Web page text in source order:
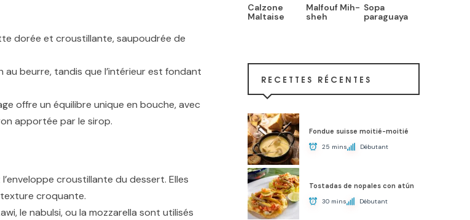
dorée et croustillante, saupoudrée de
beurre, tandis que l’intérieur est fondant
offre un équilibre unique en bouche, avec
apportée par le sirop.
croustillante du dessert. Elles
croquante.
le nabulsi, ou la mozzarella sont utilisés
Calzone
Maltaise
Malfouf Mih-
sheh
Sopa
paraguaya
RECETTES RÉCENTES
Fondue suisse moitié-moitié
25 mins Débutant
Tostadas de nopales con atún
30 mins Débutant